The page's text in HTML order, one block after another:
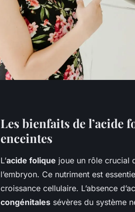
Les bienfaits de l’acide
enceintes
L’acide folique joue un rôle crucial
l’embryon. Ce nutriment est
croissance cellulaire. L’absence
congénitales sévères du système